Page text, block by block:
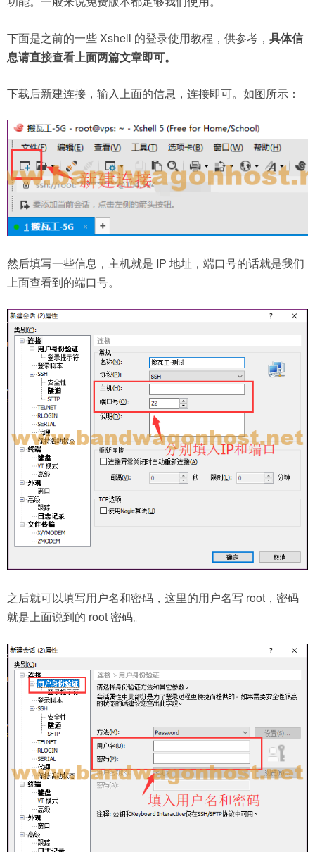
下面是之前的一些 Xshell 的登录使用教程，供参考， 具体信
息请直接查看上面两篇文章即可。
下载后新建连接，输入上面的信息，连接即可。如图所示：
然后填写一些信息，主机就是 IP 地址，端口号的话就是我们
上面查看到的端口号。
之后就可以填写用户名和密码，这里的用户名写 root，密码
就是上面说到的 root 密码。